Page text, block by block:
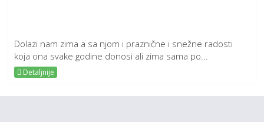
Dolazi nam zima a sa njom i praznične i snežne radosti
koja ona svake godine donosi ali zima sama po...
Detaljnije